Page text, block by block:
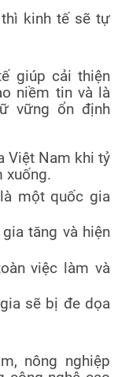
kinh tế sẽ tự
giúp cải thiện
niềm tin và là
vững ổn định
Việt Nam khi tỷ
xuống.
một quốc gia
tăng và hiện
việc làm và
sẽ bị đe dọa
nông nghiệp